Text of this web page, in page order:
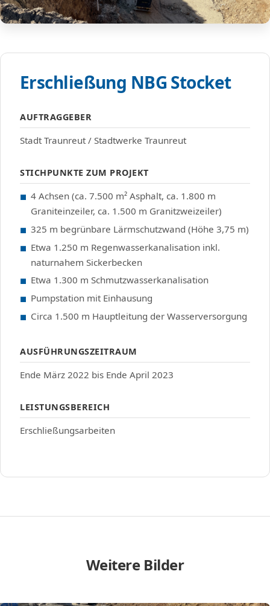
Erschließung NBG Stocket
AUFTRAGGEBER
Stadt Traunreut / Stadtwerke Traunreut
STICHPUNKTE ZUM PROJEKT
4 Achsen (ca. 7.500 m² Asphalt, ca. 1.800 m
Graniteinzeiler, ca. 1.500 m Granitzweizeiler)
325 m begrünbare Lärmschutzwand (Höhe 3,75 m)
Etwa 1.250 m Regenwasserkanalisation inkl.
naturnahem Sickerbecken
Etwa 1.300 m Schmutzwasserkanalisation
Pumpstation mit Einhausung
Circa 1.500 m Hauptleitung der Wasserversorgung
AUSFÜHRUNGSZEITRAUM
Ende März 2022 bis Ende April 2023
LEISTUNGSBEREICH
Erschließungsarbeiten
Weitere Bilder